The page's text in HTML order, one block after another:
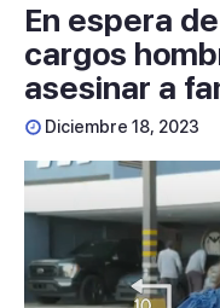
En espera
cargos
asesinar a
Diciembre 18, 2023